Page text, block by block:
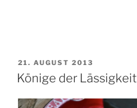
VERÖFFENTLICHT
AM
21. AUGUST 2013
Könige der Lässigkeit